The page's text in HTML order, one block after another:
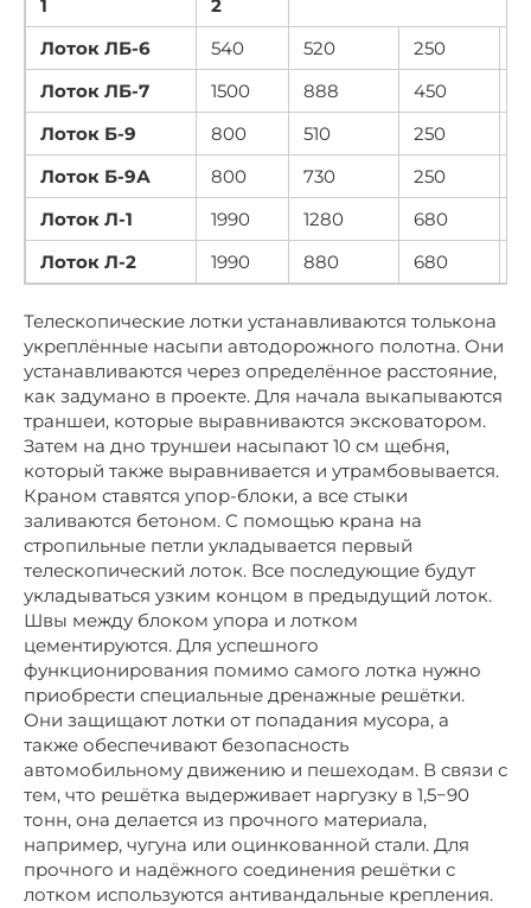
1
2
Лоток ЛБ-6
540 520 250
Лоток ЛБ-7
1500 888 450
Лоток Б-9
800 510 250
Лоток Б-9А
800 730 250
Лоток Л-1
1990 1280 680
Лоток Л-2
1990 880 680
Телескопические лотки устанавливаются толькона
укреплённые насыпи автодорожного полотна. Они
устанавливаются через определённое расстояние,
как задумано в проекте. Для начала выкапываются
траншеи, которые выравниваются эксковатором.
Затем на дно труншеи насыпают 10 см щебня,
который также выравнивается и утрамбовывается.
Краном ставятся упор-блоки, а все стыки
заливаются бетоном. С помощью крана на
стропильные петли укладывается первый
телескопический лоток. Все последующие будут
укладываться узким концом в предыдущий лоток.
Швы между блоком упора и лотком
цементируются. Для успешного
функционирования помимо самого лотка нужно
приобрести специальные дренажные решётки.
Они защищают лотки от попадания мусора, а
также обеспечивают безопасность
автомобильному движению и пешеходам. В связи с
тем, что решётка выдерживает наргузку в 1,5−90
тонн, она делается из прочного материала,
например, чугуна или оцинкованной стали. Для
прочного и надёжного соединения решётки с
лотком используются антивандальные крепления.